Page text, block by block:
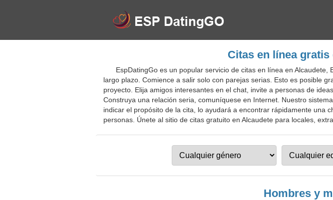
Citas en línea gratis
EspDatingGo es un popular servicio de citas en línea en
largo plazo. Comience a salir solo con parejas serias. Esto es posible
proyecto. Elija amigos interesantes en el chat, invite a personas de
Construya una relación seria, comuníquese en Internet. Nuestro
indicar el propósito de la cita, lo ayudará a encontrar rápidamente una
personas. Únete al sitio de citas gratuito en Alcaudete para locales,
Hombres y